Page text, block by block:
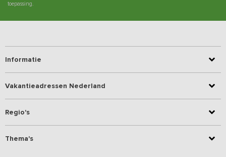
toepassing.
Informatie
Vakantieadressen Nederland
Regio's
Thema's